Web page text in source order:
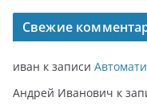
Свежие
иван к записи
Андрей Иванович к